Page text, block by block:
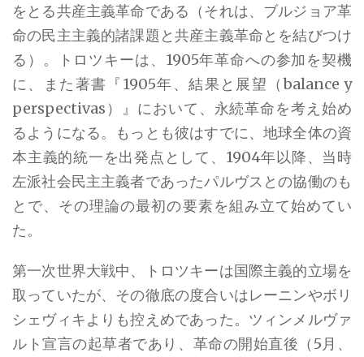
をとる共産主義革命である（それは、ブルジョア革
命の民主主義的諸課題と共産主義革命とを結びつけ
る）。トロツキーは、1905年革命への参加を契機
に、また著書『1905年、結果と展望（balance y
perspectivas）』において、永続革命を考え始め
るようになる。もっとも彼はすでに、地球全体の資
本主義的統一を出発点として、1904年以降、当時
左派社会民主主義者であったパルヴスとの協働のも
とで、その理論の最初の要素を組み立て始めてい
た。
第一次世界大戦中、トロツキーは国際主義的立場を
取っていたが、その徹底の度合いはレーニンやボリ
シェヴィキよりも控えめであった。ツィンメルヴァ
ルト宣言の起草者であり、革命の開始直後（5月、